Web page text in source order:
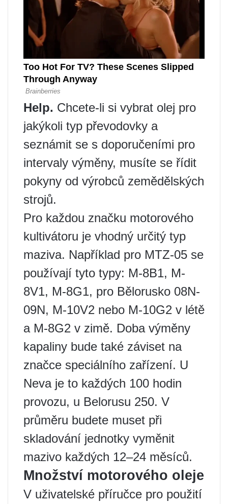
Help. Chcete-li si vybrat olej pro
jakýkoli typ převodovky a
seznámit se s doporučeními pro
intervaly výměny, musíte se řídit
pokyny od výrobců zemědělských
strojů.
Pro každou značku motorového
kultivátoru je vhodný určitý typ
maziva. Například pro MTZ-05 se
používají tyto typy: M-8B1, M-
8V1, M-8G1, pro Bělorusko 08N-
09N, M-10V2 nebo M-10G2 v létě
a M-8G2 v zimě. Doba výměny
kapaliny bude také záviset na
značce speciálního zařízení. U
Neva je to každých 100 hodin
provozu, u Belorusu 250. V
průměru budete muset při
skladování jednotky vyměnit
mazivo každých 12–24 měsíců.
Množství motorového oleje
V uživatelské příručce pro použití